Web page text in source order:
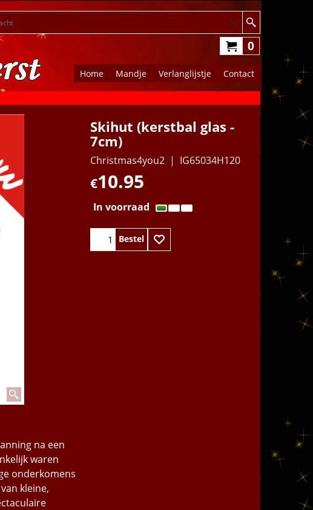
0
Home Mandje Verlanglijstje Contact
Skihut (kerstbal glas -
7cm)
Christmas4you2 IG65034H120
€10.95
In voorraad
Bestel
na een
waren
onderkomens
kleine,